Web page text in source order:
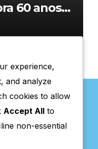
60 anos
experience,
and analyze
cookies to allow
Accept All to
non-essential